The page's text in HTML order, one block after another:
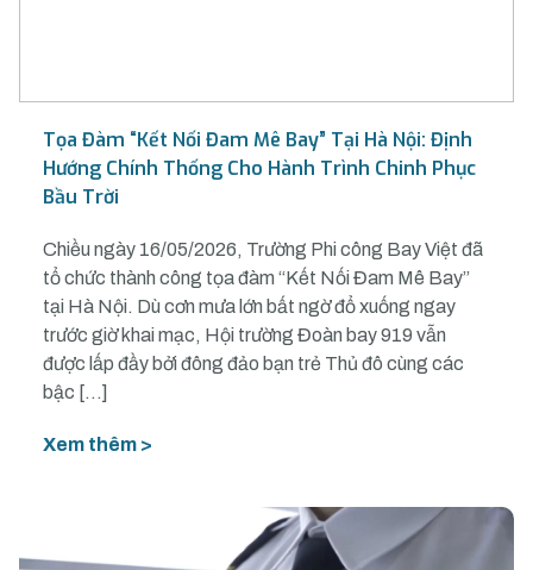
Tọa Đàm “Kết Nối Đam Mê Bay” Tại Hà Nội: Định
Hướng Chính Thống Cho Hành Trình Chinh Phục
Bầu Trời
Chiều ngày 16/05/2026, Trường Phi công Bay Việt đã
tổ chức thành công tọa đàm “Kết Nối Đam Mê Bay”
tại Hà Nội. Dù cơn mưa lớn bất ngờ đổ xuống ngay
trước giờ khai mạc, Hội trường Đoàn bay 919 vẫn
được lấp đầy bởi đông đảo bạn trẻ Thủ đô cùng các
bậc […]
Xem thêm >